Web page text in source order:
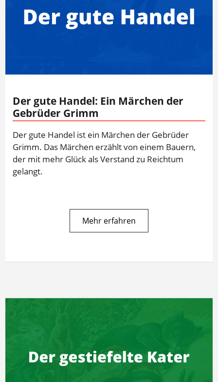
Der gute Handel: Ein Märchen der
Gebrüder Grimm
Der gute Handel ist ein Märchen der Gebrüder
Grimm. Das Märchen erzählt von einem Bauern,
der mit mehr Glück als Verstand zu Reichtum
gelangt.
Mehr erfahren